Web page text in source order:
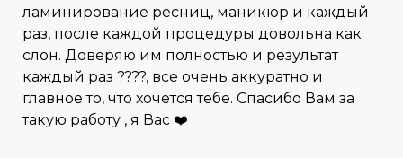
ламинирование ресниц, маникюр и каждый
раз, после каждой процедуры довольна как
слон. Доверяю им полностью и результат
каждый раз ????, все очень аккуратно и
главное то, что хочется тебе. Спасибо Вам за
такую работу , я Вас ❤️